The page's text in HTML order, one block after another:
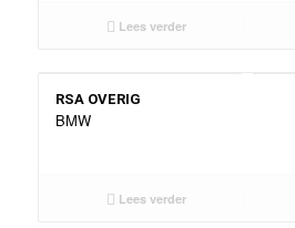
Lees verder
RSA OVERIG
BMW
Lees verder